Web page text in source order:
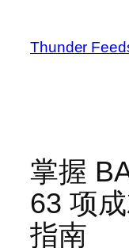
Thunder
掌握
63 项
指南